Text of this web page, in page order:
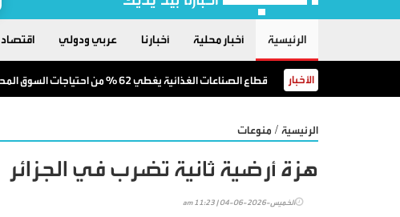
الرئيسية أخبار محلية أخبارنا عربي ودولي اقتصاد
الأخبار قطاع الصناعات الغذائية يغطي 62 % من احتياجات السوق المحلية
الرئيسية / منوعات
هزة أرضية ثانية تضرب في الجزائر
الخميس-2026-06-04 | 11:23 am